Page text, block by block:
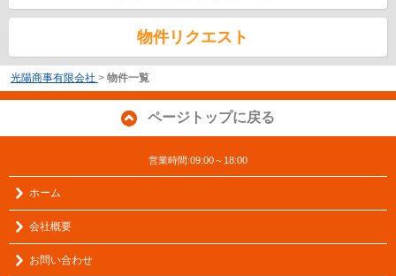
物件リクエスト
光陽商事有限会社 > 物件一覧
ページトップに戻る
営業時間:09:00～18:00
ホーム
会社概要
お問い合わせ